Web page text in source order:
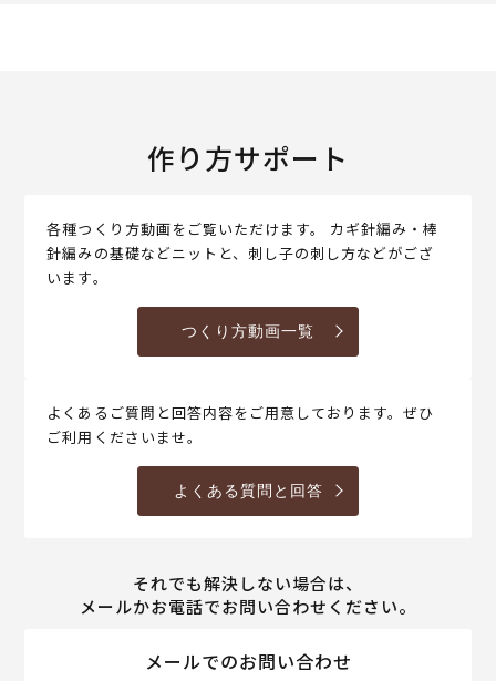
作り方サポート
各種つくり方動画をご覧いただけます。 カギ針編み・棒
針編みの基礎などニットと、刺し子の刺し方などがござ
います。
つくり方動画一覧
よくあるご質問と回答内容をご用意しております。ぜひ
ご利用くださいませ。
よくある質問と回答
それでも解決しない場合は、
メールかお電話でお問い合わせください。
メールでのお問い合わせ